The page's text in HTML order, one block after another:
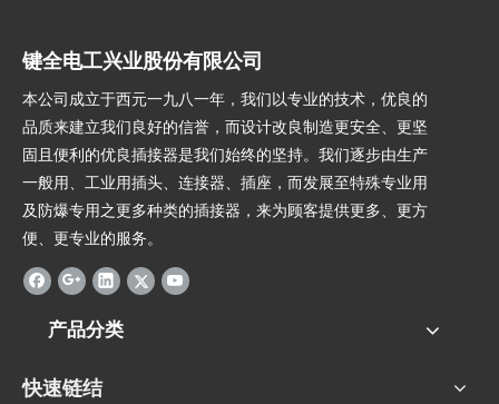
键全电工兴业股份有限公司
本公司成立于西元一九八一年，我们以专业的技术，优良的
品质来建立我们良好的信誉，而设计改良制造更安全、更坚
固且便利的优良插接器是我们始终的坚持。我们逐步由生产
一般用、工业用插头、连接器、插座，而发展至特殊专业用
及防爆专用之更多种类的插接器，来为顾客提供更多、更方
便、更专业的服务。
产品分类
快速链结